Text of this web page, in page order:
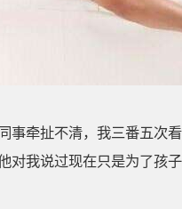
牵扯不清，我三番五次
对我说过现在只是为了孩